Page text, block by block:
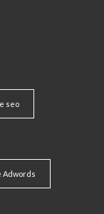
seo
Adwords